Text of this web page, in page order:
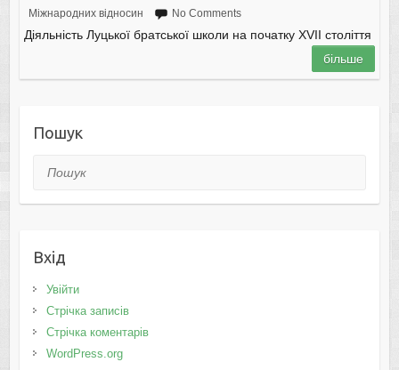
Міжнародних відносин
No Comments
Діяльність Луцької братської школи на початку XVII століття
більше
Пошук
Пошук
Вхід
Увійти
Стрічка записів
Стрічка коментарів
WordPress.org